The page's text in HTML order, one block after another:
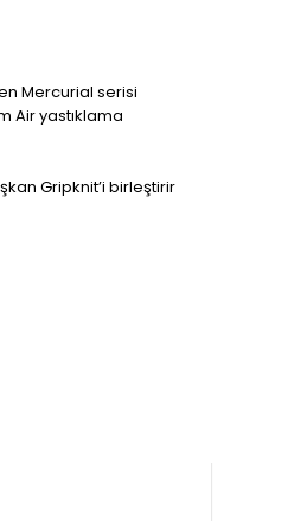
Mercurial serisi
Air yastıklama
Gripknit’i birleştirir